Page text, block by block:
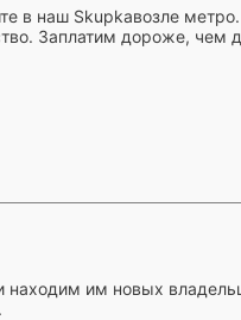
в наш Skupkaвозле
Заплатим дороже, чем
им новых